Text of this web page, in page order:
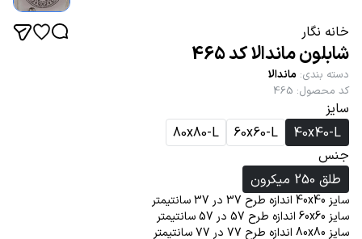
خانه نگار
شابلون ماندالا کد 465
دسته بندی: ماندالا
کد محصول:
465
سایز
40x40-L
60x60-L
80x80-L
جنس
طلق 250 میکرون
سایز 40x40 اندازه طرح 37 در 37 سانتیمتر
سایز 60x60 اندازه طرح 57 در 57 سانتیمتر
سایز 80x80 اندازه طرح 77 در 77 سانتیمتر